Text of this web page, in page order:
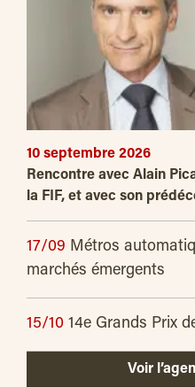
10 septembre 2026
Rencontre avec Alain
la FIF, et avec son
17/09 Métros
marchés émergents
15/10 14e Grands Prix
Voir